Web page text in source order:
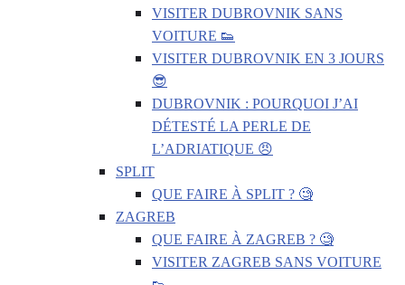
VISITER DUBROVNIK SANS
VOITURE 👟
VISITER DUBROVNIK EN 3 JOURS
😎
DUBROVNIK : POURQUOI J’AI
DÉTESTÉ LA PERLE DE
L’ADRIATIQUE 😠
SPLIT
QUE FAIRE À SPLIT ? 🧐
ZAGREB
QUE FAIRE À ZAGREB ? 🧐
VISITER ZAGREB SANS VOITURE